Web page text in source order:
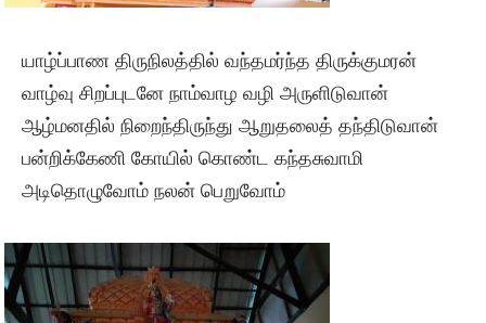
யாழ்ப்பாண திருநிலத்தில் வந்தமர்ந்த திருக்குமரன்
வாழ்வு சிறப்புடனே நாம்வாழ வழி அருளிடுவான்
ஆழ்மனதில் நிறைந்திருந்து ஆறுதலைத் தந்திடுவான்
பன்றிக்கேணி கோயில் கொண்ட கந்தசுவாமி
அடிதொழுவோம் நலன் பெறுவோம்